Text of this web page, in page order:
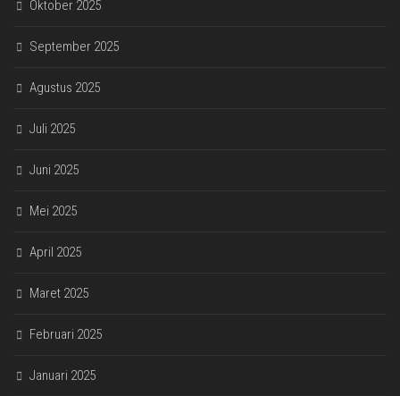
Oktober 2025
September 2025
Agustus 2025
Juli 2025
Juni 2025
Mei 2025
April 2025
Maret 2025
Februari 2025
Januari 2025